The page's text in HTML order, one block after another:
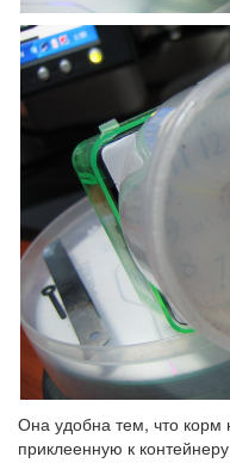
Она удобна тем, что корм
приклеенную к